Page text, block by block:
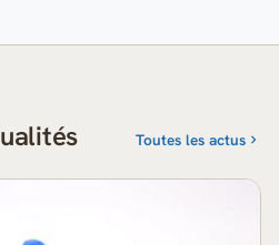
Toutes les actus